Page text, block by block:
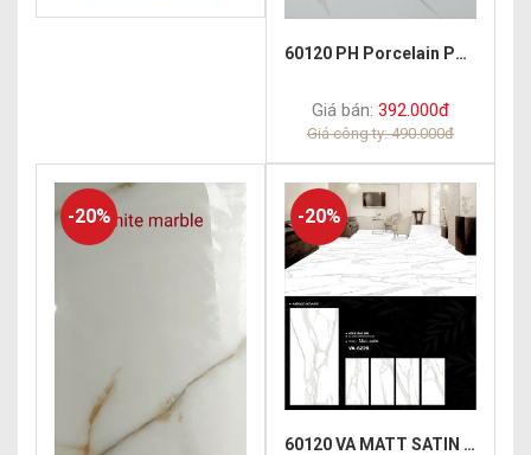
60120 PH Porcelain Polish Timeless
Giá bán: 392.000đ
Giá công ty: 490.000đ
-20% -20%
60120 VA MATT SATIN 6229